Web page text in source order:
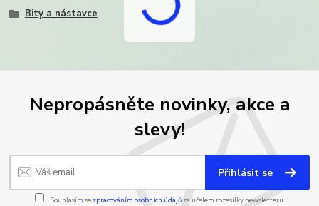
Bity a nástavce
Nepropásněte novinky, akce a
slevy!
Přihlásit se
Souhlasím se zpracováním osobních údajůza účelem rozesílky newsletteru.